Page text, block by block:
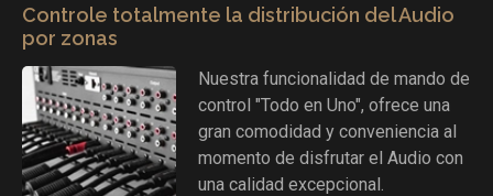
Controle totalmente la distribución del Audio
por zonas
Nuestra funcionalidad de mando de
control "Todo en Uno", ofrece una
gran comodidad y conveniencia al
momento de disfrutar el Audio con
una calidad excepcional.